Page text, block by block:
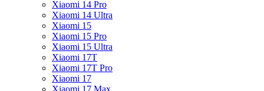
Xiaomi 14 Pro
Xiaomi 14 Ultra
Xiaomi 15
Xiaomi 15 Pro
Xiaomi 15 Ultra
Xiaomi 17T
Xiaomi 17T Pro
Xiaomi 17
Xiaomi 17 Max